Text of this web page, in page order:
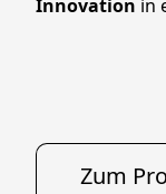
Innovation in
Zum